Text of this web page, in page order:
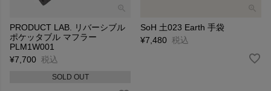
PRODUCT LAB. リバーシブル
ポケッタブル マフラー
PLM1W001
¥7,700 税込
SOLD OUT
SoH 土023 Earth 手袋
¥7,480 税込